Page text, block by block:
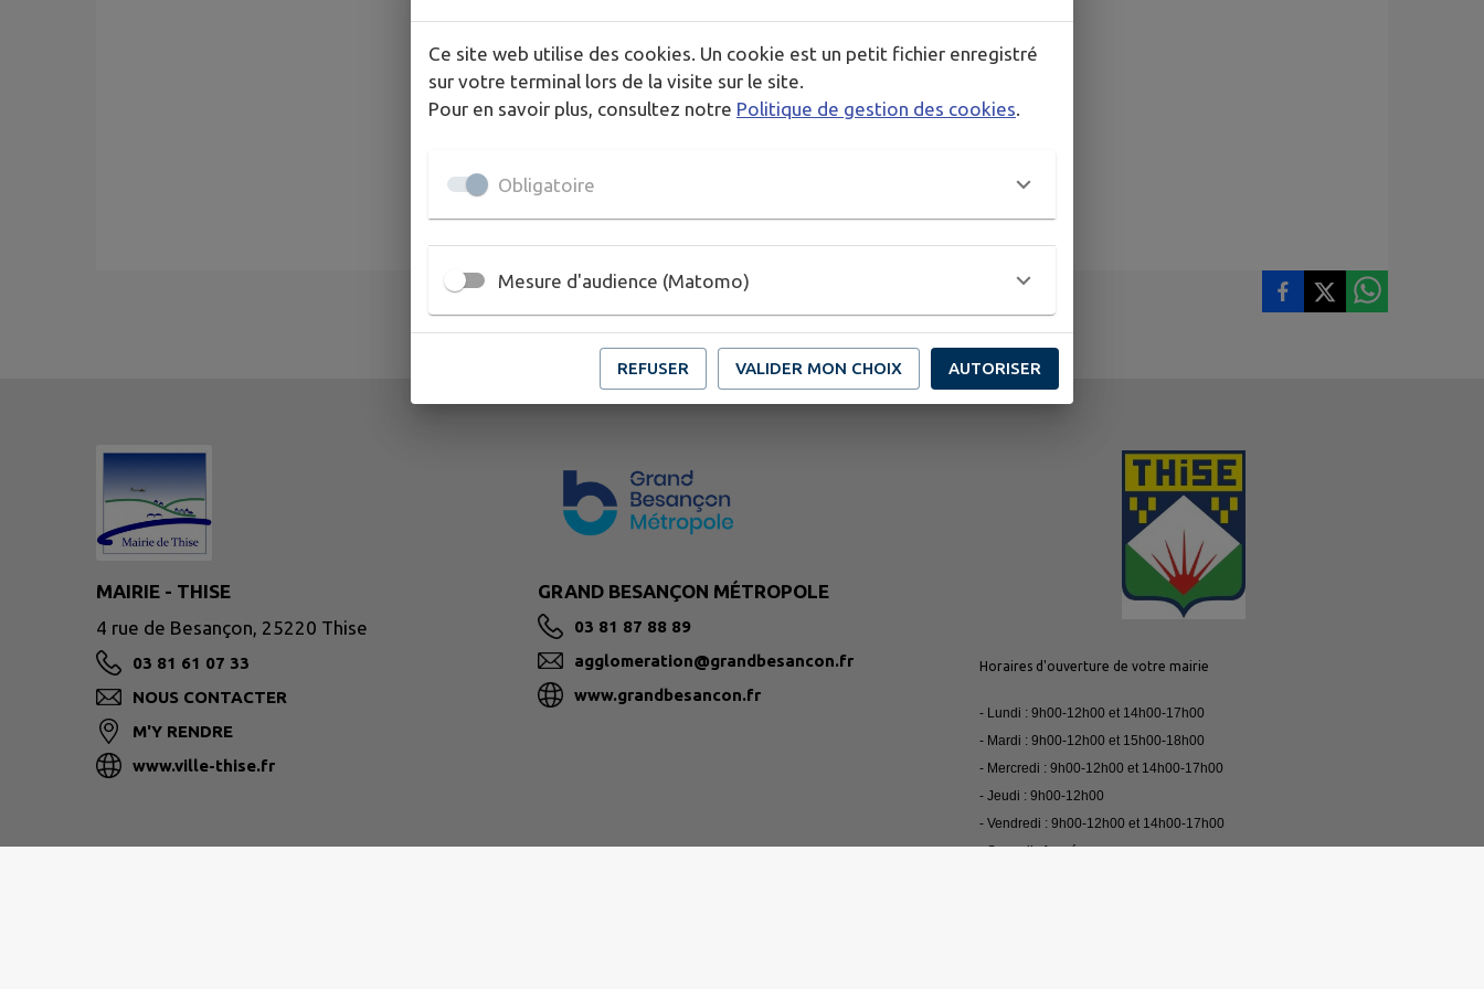
MAIRIE - THISE
4 rue de Besançon, 25220 Thise
03 81 61 07 33
NOUS CONTACTER
M'Y RENDRE
www.ville-thise.fr
GRAND BESANÇON MÉTROPOLE
03 81 87 88 89
agglomeration@grandbesancon.fr
www.grandbesancon.fr
Horaires d'ouverture de votre mairie
- Lundi : 9h00-12h00 et 14h00-17h00
- Mardi : 9h00-12h00 et 15h00-18h00
- Mercredi : 9h00-12h00 et 14h00-17h00
- Jeudi : 9h00-12h00
- Vendredi : 9h00-12h00 et 14h00-17h00
- Samedi : fermé
Ce site web utilise des cookies. Un cookie est un petit fichier enregistré
sur votre terminal lors de la visite sur le site.
Pour en savoir plus, consultez notre Politique de gestion des cookies.
Obligatoire
Mesure d'audience (Matomo)
REFUSER VALIDER MON CHOIX AUTORISER